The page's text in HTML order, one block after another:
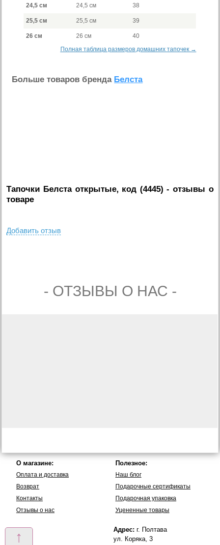
24,5 см 24,5 см 38
25,5 см 25,5 см 39
26 см 26 см
40
Полная таблица размеров домашних тапочек →
Больше товаров бренда Белста
Тапочки Белста открытые, код (4445) - отзывы о
товаре
Добавить отзыв
- ОТЗЫВЫ О НАС -
↑
О магазине:
Оплата и доставка
Возврат
Контакты
Отзывы о нас
Полезное:
Наш блог
Подарочные сертификаты
Подарочная упаковка
Уцененные товары
Адрес: г. Полтава
ул. Коряка, 3